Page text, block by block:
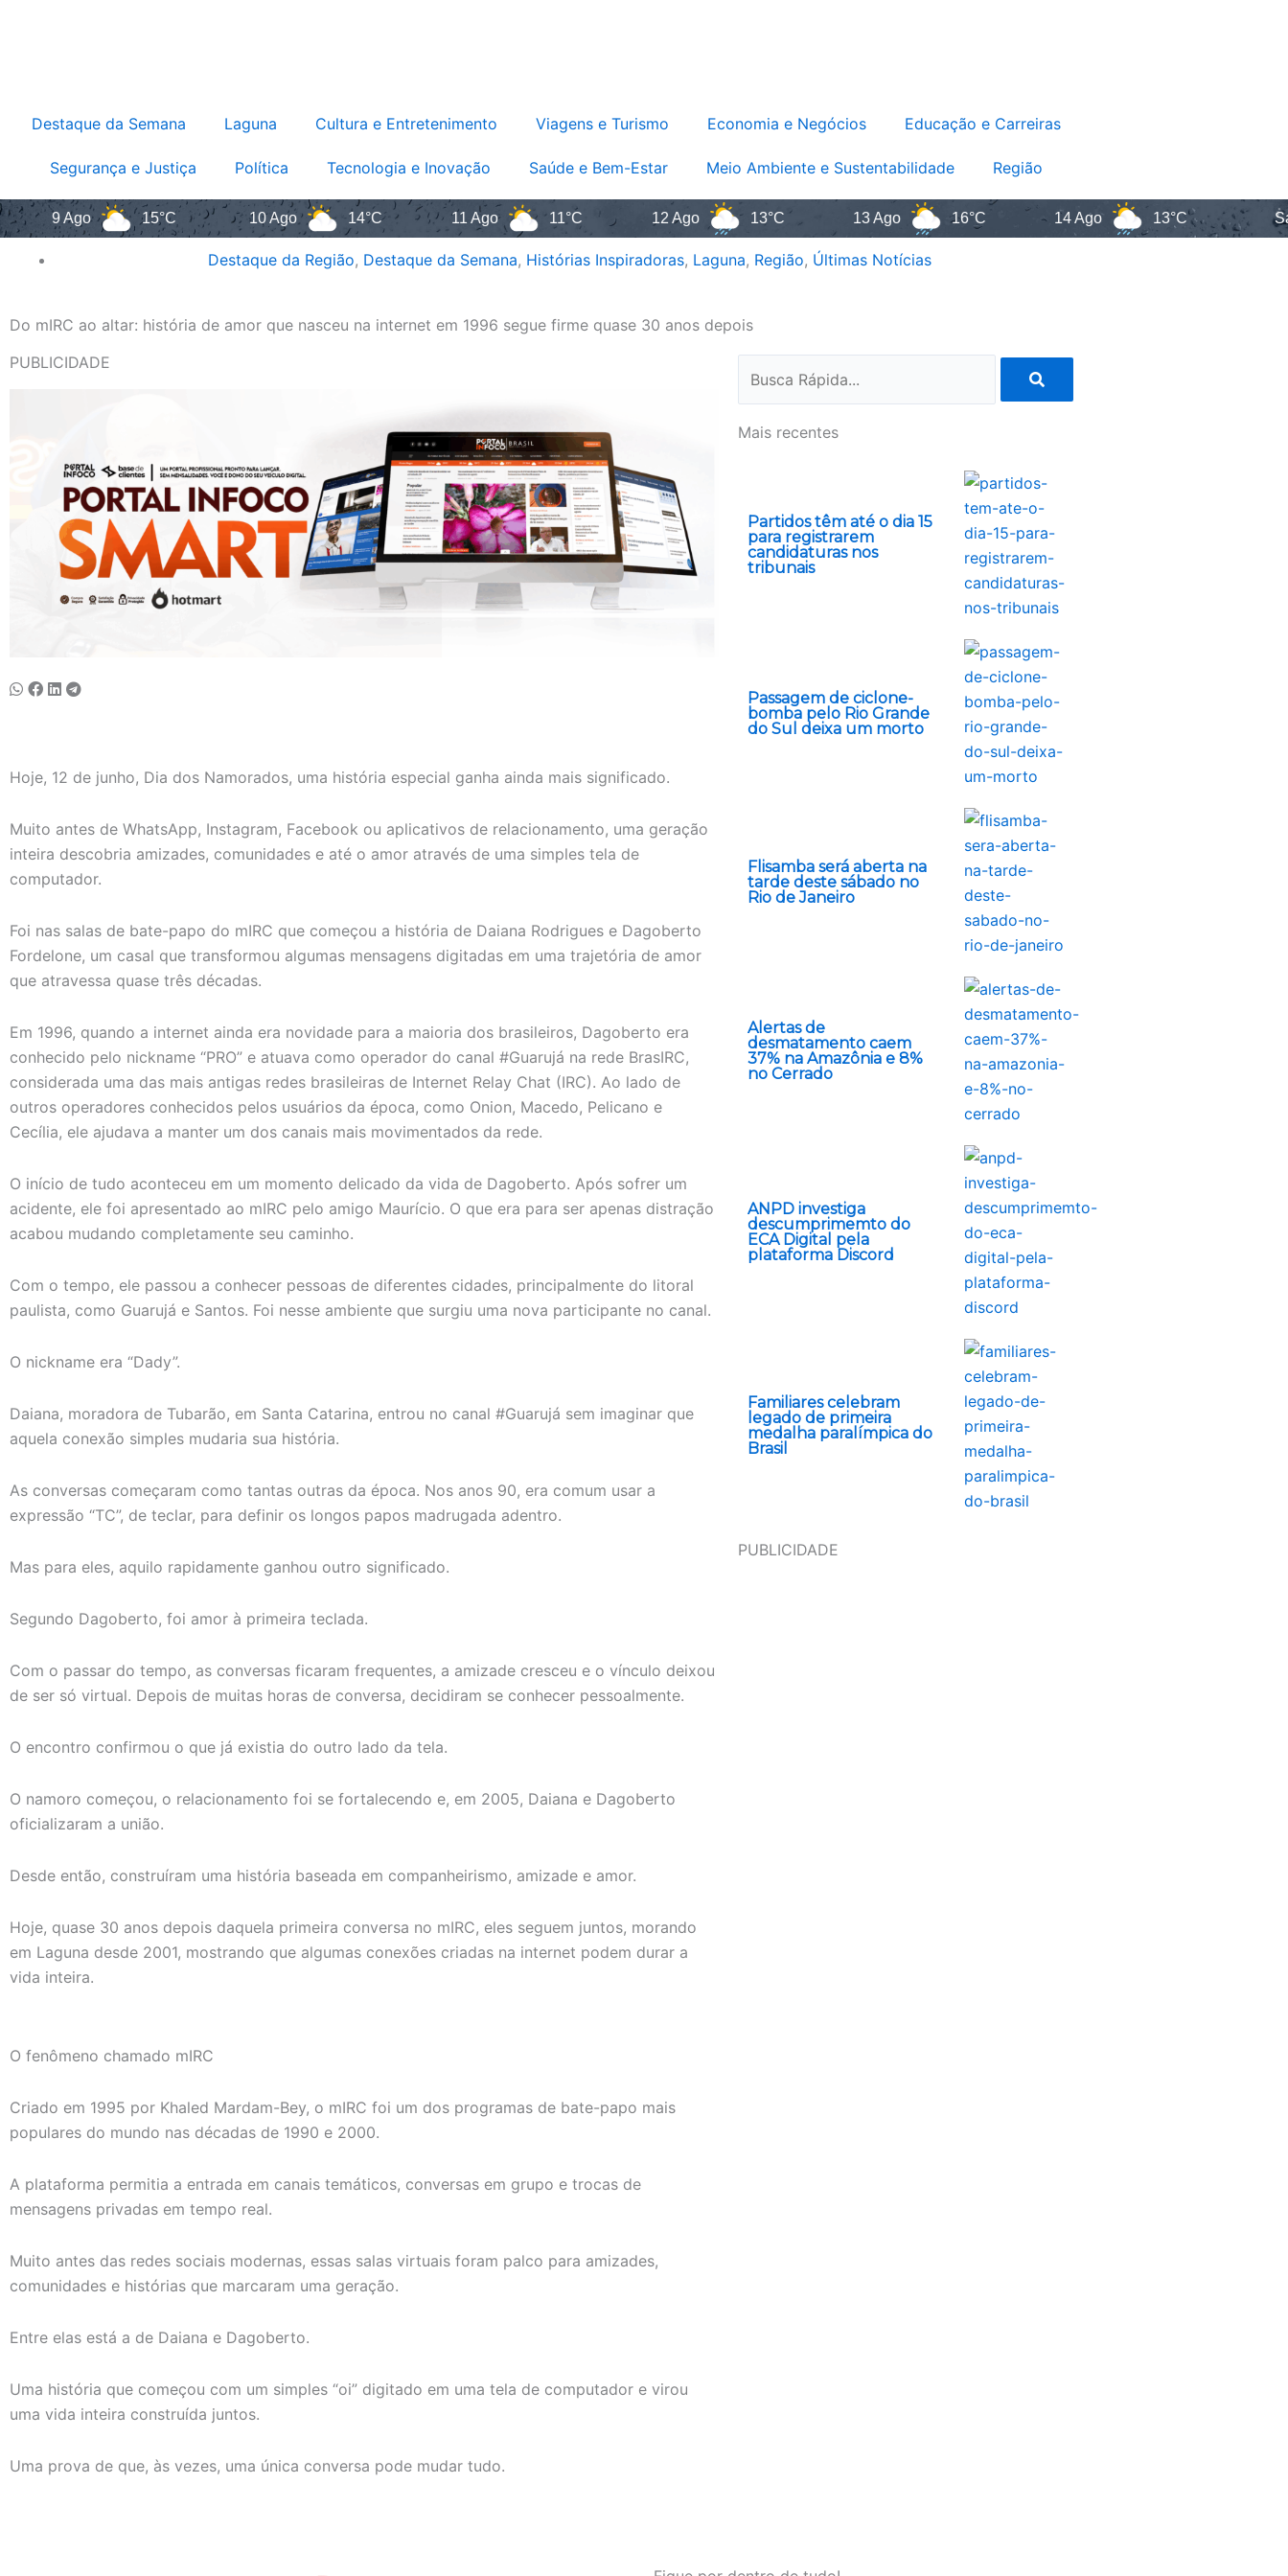
Destaque da Semana Laguna Cultura e Entretenimento Viagens e Turismo Economia e Negócios Educação e Carreiras
Segurança e Justiça Política Tecnologia e Inovação Saúde e Bem-Estar Meio Ambiente e Sustentabilidade Região
Ago 15°C 10 Ago 14°C 11 Ago 11°C 12 Ago 13°C 16°C 14 Ago 13°C Santa
Destaque da Região, Destaque da Semana, Histórias Inspiradoras, Laguna, Região, Últimas Notícias
Do mIRC ao altar: história de amor que nasceu na internet em 1996 segue firme quase 30 anos depois
PUBLICIDADE
Hoje, 12 de junho, Dia dos Namorados, uma história especial ganha ainda mais significado.
Muito antes de WhatsApp, Instagram, Facebook ou aplicativos de relacionamento, uma geração
inteira descobria amizades, comunidades e até o amor através de uma simples tela de
computador.
Foi nas salas de bate-papo do mIRC que começou a história de Daiana Rodrigues e Dagoberto
Fordelone, um casal que transformou algumas mensagens digitadas em uma trajetória de amor
que atravessa quase três décadas.
Em 1996, quando a internet ainda era novidade para a maioria dos brasileiros, Dagoberto era
conhecido pelo nickname “PRO” e atuava como operador do canal #Guarujá na rede BrasIRC,
considerada uma das mais antigas redes brasileiras de Internet Relay Chat (IRC). Ao lado de
outros operadores conhecidos pelos usuários da época, como Onion, Macedo, Pelicano e
Cecília, ele ajudava a manter um dos canais mais movimentados da rede.
O início de tudo aconteceu em um momento delicado da vida de Dagoberto. Após sofrer um
acidente, ele foi apresentado ao mIRC pelo amigo Maurício. O que era para ser apenas distração
acabou mudando completamente seu caminho.
Com o tempo, ele passou a conhecer pessoas de diferentes cidades, principalmente do litoral
paulista, como Guarujá e Santos. Foi nesse ambiente que surgiu uma nova participante no canal.
O nickname era “Dady”.
Daiana, moradora de Tubarão, em Santa Catarina, entrou no canal #Guarujá sem imaginar que
aquela conexão simples mudaria sua história.
As conversas começaram como tantas outras da época. Nos anos 90, era comum usar a
expressão “TC”, de teclar, para definir os longos papos madrugada adentro.
Mas para eles, aquilo rapidamente ganhou outro significado.
Segundo Dagoberto, foi amor à primeira teclada.
Com o passar do tempo, as conversas ficaram frequentes, a amizade cresceu e o vínculo deixou
de ser só virtual. Depois de muitas horas de conversa, decidiram se conhecer pessoalmente.
O encontro confirmou o que já existia do outro lado da tela.
O namoro começou, o relacionamento foi se fortalecendo e, em 2005, Daiana e Dagoberto
oficializaram a união.
Desde então, construíram uma história baseada em companheirismo, amizade e amor.
Hoje, quase 30 anos depois daquela primeira conversa no mIRC, eles seguem juntos, morando
em Laguna desde 2001, mostrando que algumas conexões criadas na internet podem durar a
vida inteira.
O fenômeno chamado mIRC
Criado em 1995 por Khaled Mardam-Bey, o mIRC foi um dos programas de bate-papo mais
populares do mundo nas décadas de 1990 e 2000.
A plataforma permitia a entrada em canais temáticos, conversas em grupo e trocas de
mensagens privadas em tempo real.
Muito antes das redes sociais modernas, essas salas virtuais foram palco para amizades,
comunidades e histórias que marcaram uma geração.
Entre elas está a de Daiana e Dagoberto.
Uma história que começou com um simples “oi” digitado em uma tela de computador e virou
uma vida inteira construída juntos.
Uma prova de que, às vezes, uma única conversa pode mudar tudo.
Mais recentes
Partidos têm até o dia 15
para registrarem
candidaturas nos
tribunais
Passagem de ciclone-
bomba pelo Rio Grande
do Sul deixa um morto
Flisamba será aberta na
tarde deste sábado no
Rio de Janeiro
Alertas de
desmatamento caem
37% na Amazônia e 8%
no Cerrado
ANPD investiga
descumprimemto do
ECA Digital pela
plataforma Discord
Familiares celebram
legado de primeira
medalha paralímpica do
Brasil
PUBLICIDADE